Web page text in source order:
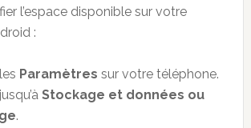
l’espace disponible sur votre
:
Paramètres sur votre téléphone.
Stockage et données ou
.